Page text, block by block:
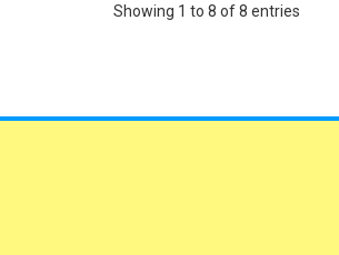
Showing 1 to 8 of 8 entries